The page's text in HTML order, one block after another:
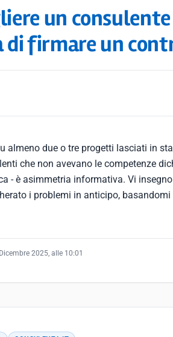
un
di firmare un
almeno due o tre progetti lasciati in
che non avevano le competenze
- è asimmetria informativa. Vi
i problemi in anticipo, basandomi
2025, alle 10:01